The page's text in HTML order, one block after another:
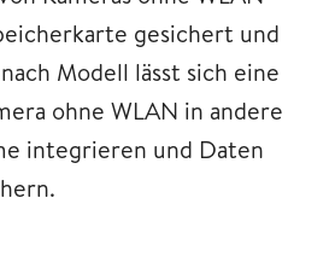
gesichert und
Modell lässt sich eine
ohne WLAN in andere
integrieren und Daten